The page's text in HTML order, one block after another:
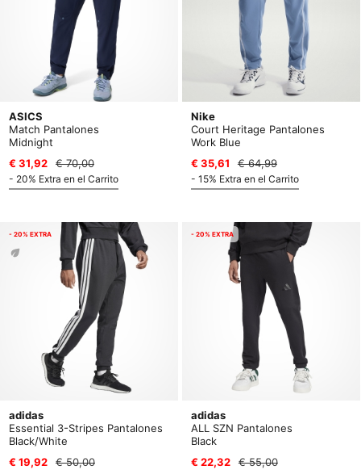
ASICS
Match Pantalones
Midnight
€ 31,92
€ 70,00
- 20% Extra en el Carrito
Nike
Court Heritage Pantalones
Work Blue
€ 35,61
€ 64,99
- 15% Extra en el Carrito
- 20% EXTRA
adidas
Essential 3-Stripes Pantalones
Black/White
€ 19,92
€ 50,00
- 20% EXTRA
adidas
ALL SZN Pantalones
Black
€ 22,32
€ 55,00